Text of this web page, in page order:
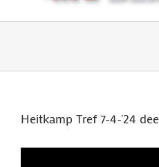
Heitkamp Tref 7-4-'24